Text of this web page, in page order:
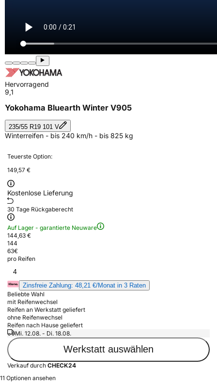
Hervorragend
9,1
Yokohama Bluearth Winter V905
235/55 R19 101 V
Winterreifen - bis 240 km/h - bis 825 kg
Teuerste Option:
149,57 €
Kostenlose Lieferung
30 Tage Rückgaberecht
Auf Lager - garantierte Neuware
144,63 €
144
63€
pro Reifen
4
Zinsfreie Zahlung: 48,21 €/Monat in 3 Raten
Beliebte Wahl
mit Reifenwechsel
Reifen an Werkstatt geliefert
ohne Reifenwechsel
Reifen nach Hause geliefert
Mi. 12.08. - Di. 18.08.
Werkstatt auswählen
Verkauf durch CHECK24
11 Optionen ansehen